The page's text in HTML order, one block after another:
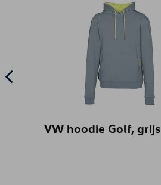
VW hoodie Golf, grijs